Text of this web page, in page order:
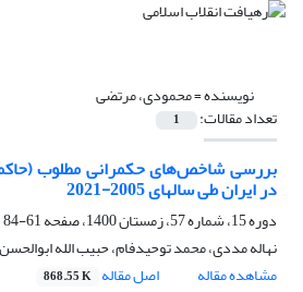
نویسنده =محمودی، مرتضی
تعداد مقالات: 1
بررسی شاخص‌های حکمرانی مطلوب
در ایران طی سالهای 2005-2021
دوره 15، شماره 57، زمستان 1400، صفحه
61-84
نهاله مددی، محمد توحیدفام، حبیب الله
مشاهده مقاله
اصل مقاله 868.55 K